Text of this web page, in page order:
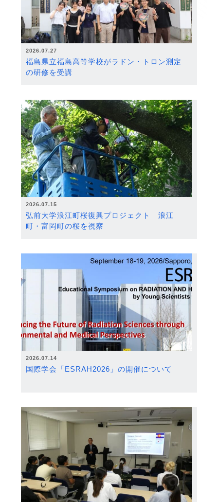
2026.07.27
福島県立福島高等学校がラドン・トロン測定
の研修を受講
2026.07.15
弘前大学浪江町桜復興プロジェクト 浪江
町・富岡町の桜を視察
2026.07.14
国際学会「ESRAH2026」の開催について